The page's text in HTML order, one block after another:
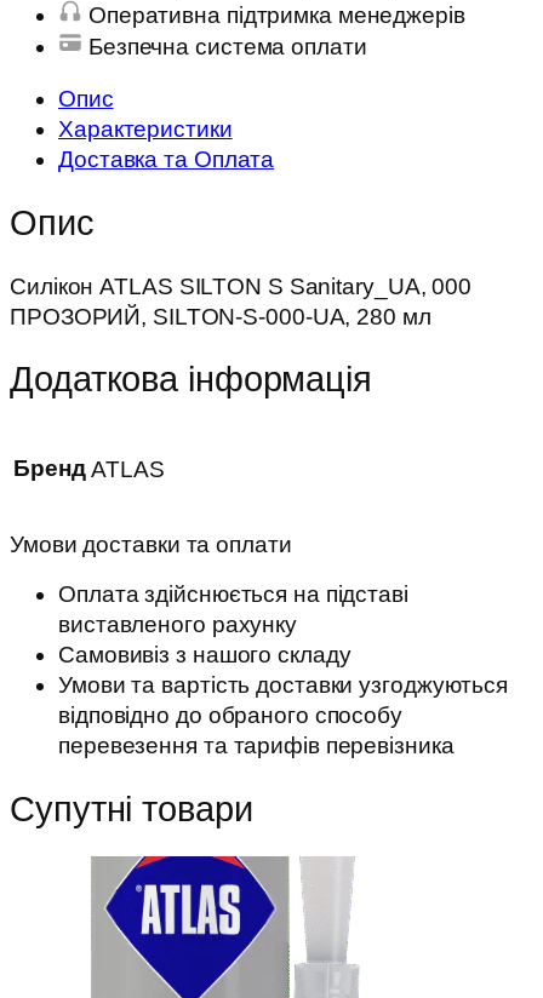
Оперативна підтримка менеджерів
Безпечна система оплати
Опис
Характеристики
Доставка та Оплата
Опис
Силікон ATLAS SILTON S Sanitary_UA, 000
ПРОЗОРИЙ, SILTON-S-000-UA, 280 мл
Додаткова інформація
Бренд ATLAS
Умови доставки та оплати
Оплата здійснюється на підставі
виставленого рахунку
Самовивіз з нашого складу
Умови та вартість доставки узгоджуються
відповідно до обраного способу
перевезення та тарифів перевізника
Супутні товари